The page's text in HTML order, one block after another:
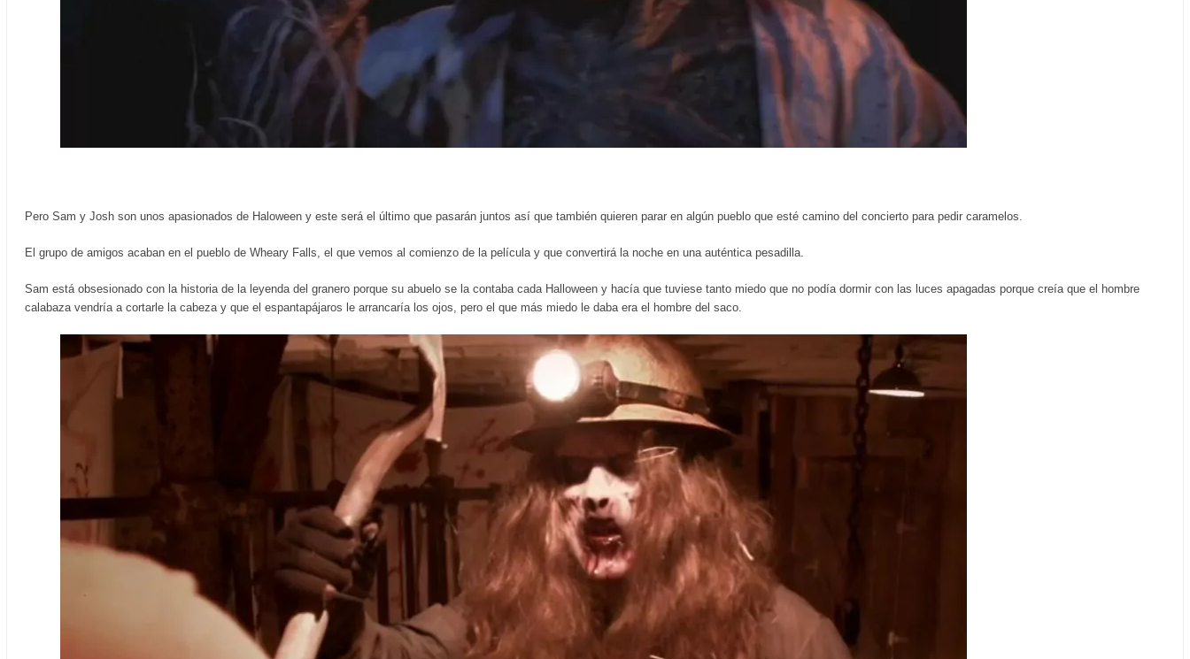
Pero Sam y Josh son unos apasionados de Haloween y este será el último que pasarán juntos así que también quieren parar en algún pueblo que esté camino del concierto para pedir caramelos.
El grupo de amigos acaban en el pueblo de Wheary Falls, el que vemos al comienzo de la película y que convertirá la noche en una auténtica pesadilla.
Sam está obsesionado con la historia de la leyenda del granero porque su abuelo se la contaba cada Halloween y hacía que tuviese tanto miedo que no podía dormir con las luces apagadas porque creía que el hombre
calabaza vendría a cortarle la cabeza y que el espantapájaros le arrancaría los ojos, pero el que más miedo le daba era el hombre del saco.